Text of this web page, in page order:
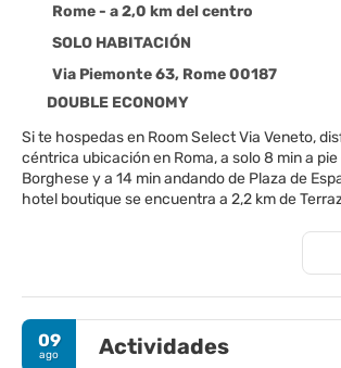
Rome - a 2,0 km del centro
SOLO HABITACIÓN
Via Piemonte 63, Rome 00187
DOUBLE ECONOMY
Si te hospedas en Room Select Via Veneto,
céntrica ubicación en Roma, a solo 8 min a pie
Borghese y a 14 min andando de Plaza de España.
hotel boutique se encuentra a 2,2 km de
Aprovecha los prácticos servicios que se te
Disfruta de una agradable estancia en una de
habitaciones con televisión LED. La conexión
mantendrá en contacto con los tuyos.
09
ago Actividades